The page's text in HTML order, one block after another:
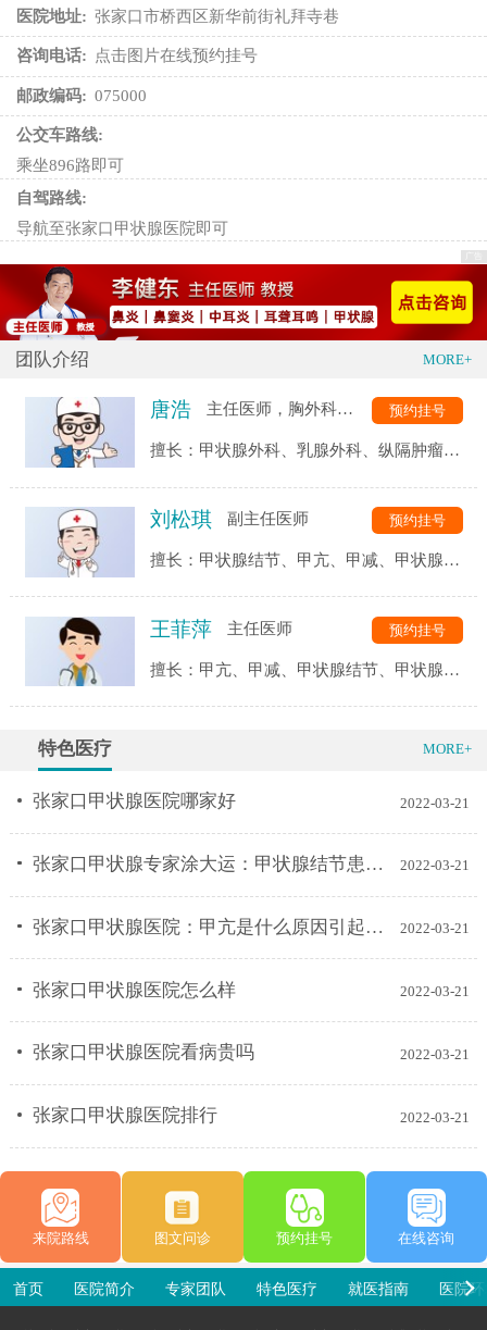
国际知名期刊上发表了论文，被同行专家借鉴并推广到各大医
院。为甲状腺术中更好的保护甲状旁腺提供了理论依据，尽可能
的减少甲状腺手术后的并发症，保证患者术后的生活质量，已成
功实施逾万例甲状腺、甲状旁腺手术。同时我科开展规范的甲状
腺腔镜手术，在达到手术治疗效果的同时，避免颈部存留手术疤
痕，满足患者的美观需求。
为生命守护，为健康护航为理念
在乳腺疾病诊治领域，对乳腺疾病的诊断准确率、疗效、预防保
健等方面始终保持国内先进、省内领先水平。拥有乳腺超声诊断
仪、高清乳腺导管镜、前哨淋巴结荧光探测仪、国内外最先进的
高清数字化钼靶摄像机，开展了钼靶定位穿刺活检，大大提高了
早期乳腺癌的诊断率；开展了乳腺癌的保乳(根治)术、乳房再造
术、乳腺癌改良根治术、乳腺(肿瘤微创旋切)手术、乳腺前哨淋
巴结活检术、腔镜辅助下乳腺切除术等乳腺良恶性肿瘤手术；同
治疗及靶向治疗等手段的综合治疗方案。充分利用我院优厚的各
学科资源，定期邀请病理科、影像科、乳腺肿瘤放化疗科等专家
开展乳腺癌的MDT多学科综合治疗，使乳腺癌的诊治更加规范、
以高度的人文关怀服务意识，一切以病人为中心
科是(省内)最早开展乳腺癌保乳术的单位，在注重乳腺癌的综合
及规范治疗疗效的同时，注重女性乳房的外形及美观，提高患者
的生活质量，减轻患者的心理创伤。受到了业内专家的好评和广
大病友的赞誉。学科护理团队拥有较高的专科护理服务水平，提
高临床专业水平的同时，一直重视科学研究，并努力将科研成果
转化成临床应用
医院地址: 张家口市桥西区新华前街礼拜寺巷
咨询电话: 点击图片在线预约挂号
邮政编码: 075000
公交车路线:
乘坐896路即可
自驾路线:
导航至张家口甲状腺医院即可
团队介绍 MORE+
唐浩 主任医师，胸外科副主任
擅长：甲状腺外科、乳腺外科、纵隔肿瘤、
预约挂号
刘松琪 副主任医师
擅长：甲状腺结节、甲亢、甲减、甲状腺
预约挂号
王菲萍 主任医师
擅长：甲亢、甲减、甲状腺结节、甲状腺
预约挂号
特色医疗 MORE+
2022-03-21
张家口甲状腺医院哪家好
2022-03-21
张家口甲状腺专家涂大运：甲状腺结节患者这四类食物不宜多食用！
2022-03-21
张家口甲状腺医院：甲亢是什么原因引起的？
2022-03-21
张家口甲状腺医院怎么样
2022-03-21
张家口甲状腺医院看病贵吗
2022-03-21
张家口甲状腺医院排行
来院路线 图文问诊 预约挂号 在线咨询
首页 医院简介 专家团队 特色医疗 就医指南 医院